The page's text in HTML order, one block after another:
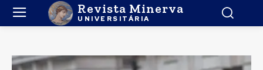
Revista Minerva
UNIVERSITÁRIA